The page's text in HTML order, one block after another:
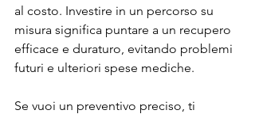
al costo. Investire in un percorso su
misura significa puntare a un recupero
efficace e duraturo, evitando problemi
futuri e ulteriori spese mediche.
Se vuoi un preventivo preciso, ti